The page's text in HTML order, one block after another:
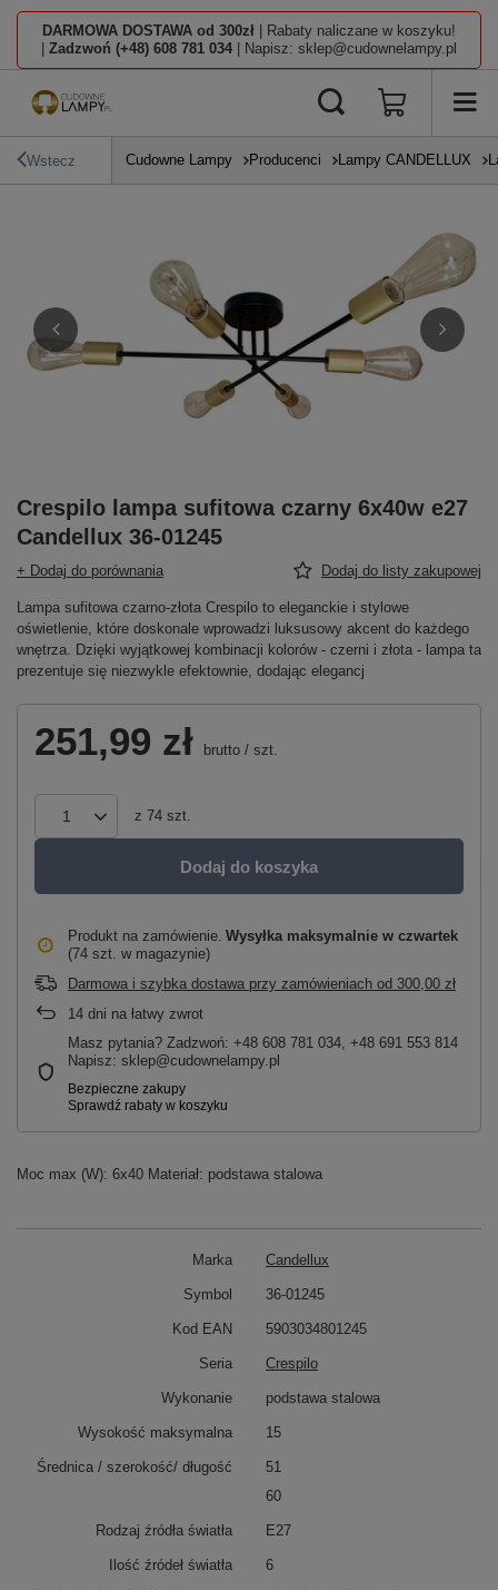
DARMOWA DOSTAWA od 300zł | Rabaty naliczane w koszyku!
Zadzwoń (+48) 608 781 034 | Napisz: sklep@cudownelampy.pl
Wstecz Cudowne Lampy Producenci Lampy CANDELLUX
Crespilo lampa sufitowa czarny 6x40w e27
Candellux 36-01245
+ Dodaj do porównania Dodaj do listy zakupowej
Lampa sufitowa czarno-złota Crespilo to eleganckie i stylowe
oświetlenie, które doskonale wprowadzi luksusowy akcent do każdego
wnętrza. Dzięki wyjątkowej kombinacji kolorów - czerni i złota - lampa ta
prezentuje się niezwykle efektownie, dodając elegancj
251,99 zł brutto / szt.
z 74 szt.
Dodaj do koszyka
Produkt na zamówienie Wysyłka maksymalnie w czwartek
(74 szt. w magazynie)
Darmowa i szybka dostawa przy zamówieniach od 300,00 zł
14 dni na łatwy zwrot
Masz pytania? Zadzwoń: +48 608 781 034, +48 691 553 814
Napisz: sklep@cudownelampy.pl
Moc max (W): 6x40 Materiał: podstawa stalowa
Marka Candellux
Symbol 36-01245
Kod EAN 5903034801245
Seria Crespilo
Wykonanie podstawa stalowa
Wysokość maksymalna 15
Średnica / szerokość/ długość
51
60
Rodzaj źródła światła E27
Ilość źródeł światła 6